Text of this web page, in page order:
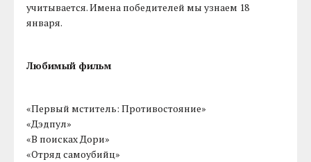
учитывается. Имена победителей мы узнаем 18
января.
Любимый фильм
«Первый мститель: Противостояние»
«Дэдпул»
«В поисках Дори»
«Отряд самоубийц»